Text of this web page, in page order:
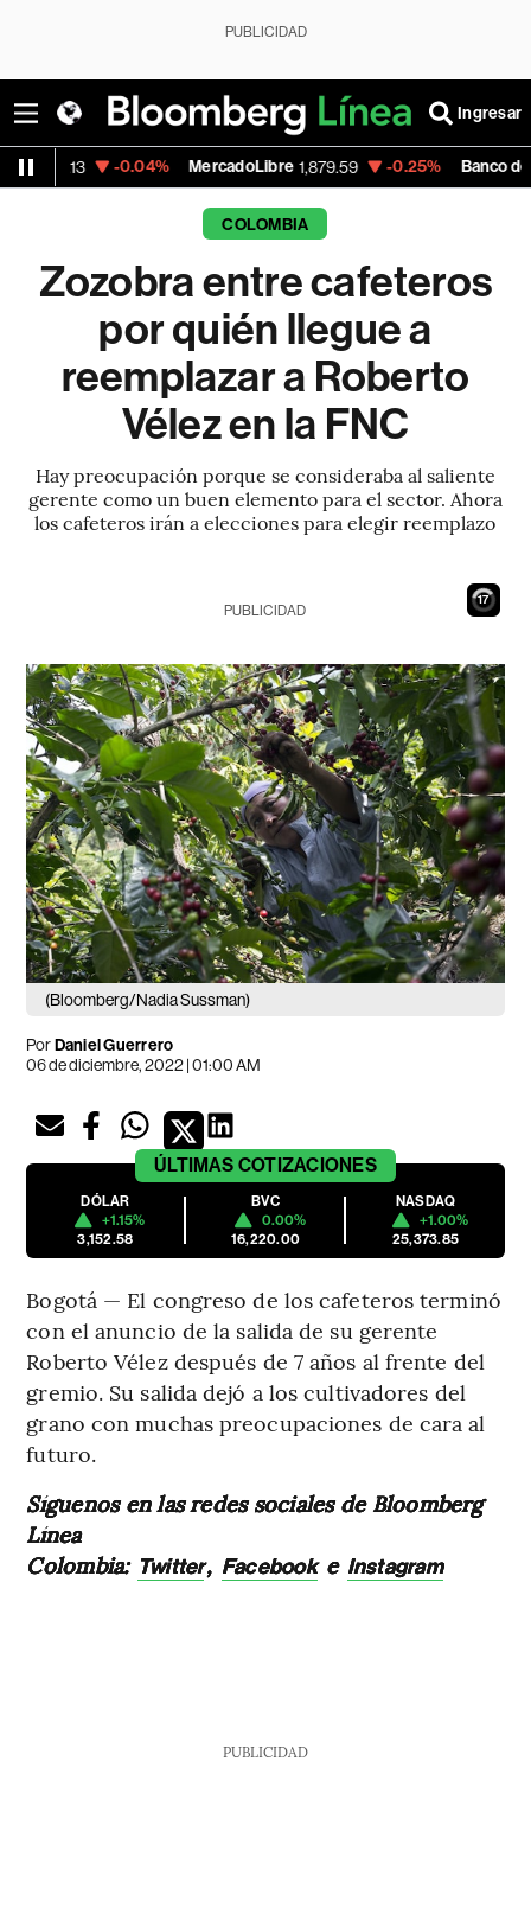
PUBLICIDAD
Ingresar
-0.04% MercadoLibre 1,879.59 -0.25% Banco de Bogota
COLOMBIA
Zozobra entre cafeteros
por quién llegue a
reemplazar a Roberto
Vélez en la FNC
Hay preocupación porque se consideraba al saliente
gerente como un buen elemento para el sector. Ahora
los cafeteros irán a elecciones para elegir reemplazo
16
PUBLICIDAD
(Bloomberg/Nadia Sussman)
PorDaniel Guerrero
06 de diciembre, 2022 | 01:00 AM
ÚLTIMAS COTIZACIONES
DÓLAR
+1.15%
3,152.58
BVC
0.00%
16,220.00
NASDAQ
+1.00%
25,373.85
Bogotá — El congreso de los cafeteros terminó
con el anuncio de la salida de su gerente
Roberto Vélez después de 7 años al frente del
gremio. Su salida dejó a los cultivadores del
grano con muchas preocupaciones de cara al
futuro.
Síguenos en las redes sociales de Bloomberg
Línea
Colombia: Twitter, Facebooke Instagram
PUBLICIDAD